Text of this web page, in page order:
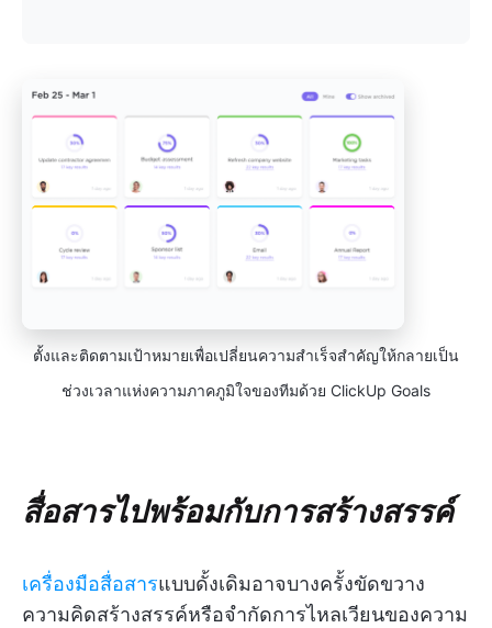
ตั้งและติดตามเป้าหมายเพื่อเปลี่ยนความสำเร็จสำคัญให้กลายเป็น
ช่วงเวลาแห่งความภาคภูมิใจของทีมด้วย ClickUp Goals
สื่อสารไปพร้อมกับการสร้างสรรค์
เครื่องมือสื่อสารแบบดั้งเดิมอาจบางครั้งขัดขวาง
ความคิดสร้างสรรค์หรือจำกัดการไหลเวียนของความ